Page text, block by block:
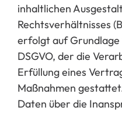
inhaltlichen
Rechtsverhältnisses
erfolgt auf Grundlage
DSGVO, der die
Erfüllung eines
Maßnahmen
Daten über die